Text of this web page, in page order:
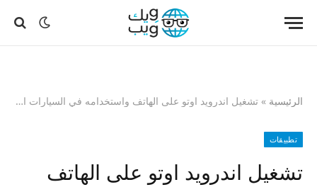
الرئيسية » تشغيل اندرويد اوتو على الهاتف واستخدامه في السيارات القديمة!
تطبيقات
تشغيل اندرويد اوتو على الهاتف